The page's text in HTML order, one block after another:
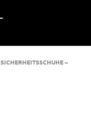
SICHERHEITSSCHUHE –